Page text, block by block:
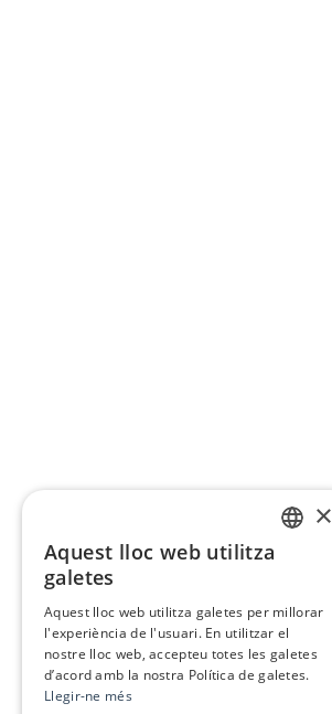
×
Aquest lloc web utilitza
galetes
Aquest lloc web utilitza galetes per millorar
l'experiència de l'usuari. En utilitzar el
nostre lloc web, accepteu totes les galetes
d’acord amb la nostra Política de galetes.
Llegir-ne més